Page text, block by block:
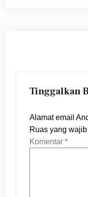
Tinggalkan
Alamat email
Ruas yang
Komentar *